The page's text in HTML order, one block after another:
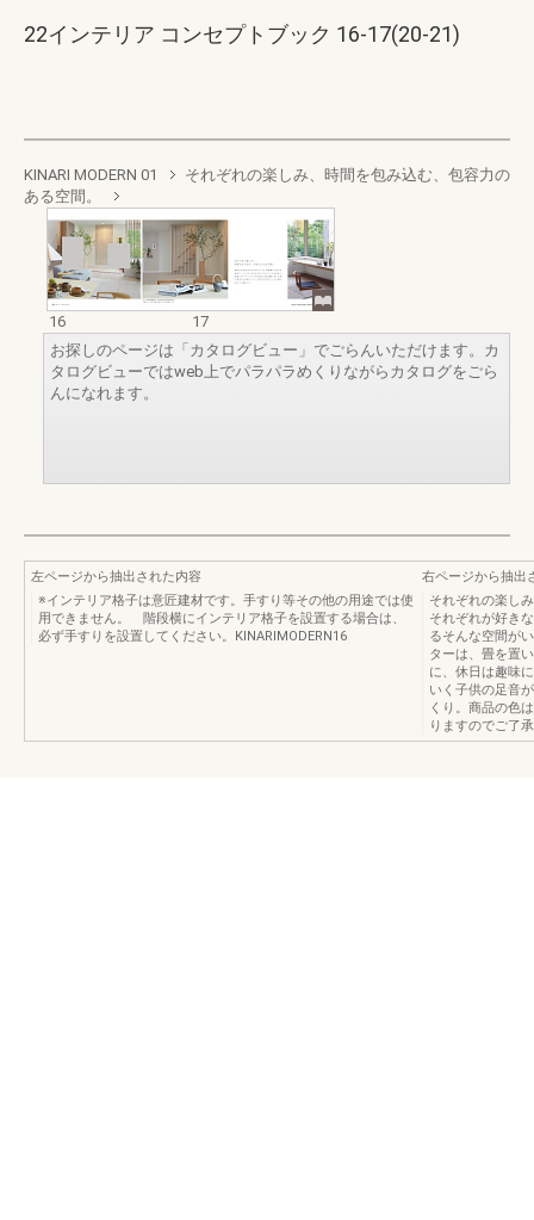
22インテリア コンセプトブック 16-17(20-21)
KINARI MODERN 01
それぞれの楽しみ、時間を包み込む、包容力の
ある空間。
16
17
お探しのページは「カタログビュー」でごらんいただけます。カ
タログビューではweb上でパラパラめくりながらカタログをごら
んになれます。
左ページから抽出された内容
※インテリア格子は意匠建材です。手すり等その他の用途では使
用できません。 階段横にインテリア格子を設置する場合は、
必ず手すりを設置してください。KINARIMODERN16
右ページから抽出
それぞれの楽し
それぞれが好き
るそんな空間が
ターは、畳を置
に、休日は趣味
いく子供の足音
くり。商品の色
りますのでご了